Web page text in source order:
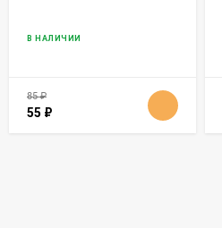
В НАЛИЧИИ
85₽
55 ₽